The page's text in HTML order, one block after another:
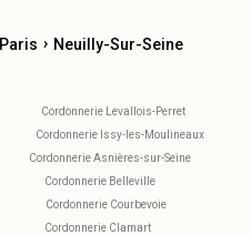
Paris › Neuilly-Sur-Seine
Cordonnerie Levallois-Perret
Cordonnerie Issy-les-Moulineaux
Cordonnerie Asnières-sur-Seine
Cordonnerie Belleville
Cordonnerie Courbevoie
Cordonnerie Clamart